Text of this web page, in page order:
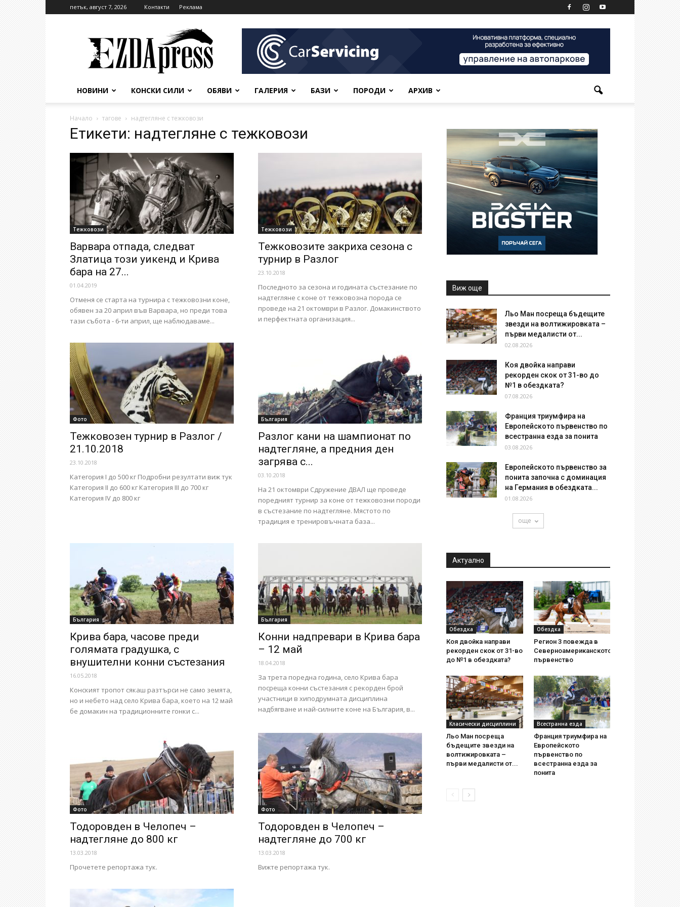
петък, август 7, 2026 Контакти Реклама
НОВИНИ КОНСКИ СИЛИ ОБЯВИ ГАЛЕРИЯ БАЗИ ПОРОДИ АРХИВ
Начало тагове надтегляне с тежковози
Етикети: надтегляне с тежковози
Тежковози
Варвара отпада, следват
Златица този уикенд и Крива
бара на 27...
01.04.2019
Отменя се старта на турнира с тежковозни коне,
обявен за 20 април във Варвара, но преди това
тази събота - 6-ти април, ще наблюдаваме...
Тежковози
Тежковозите закриха сезона с
турнир в Разлог
23.10.2018
Последното за сезона и годината състезание по
надтегляне с коне от тежковозна порода се
проведе на 21 октомври в Разлог. Домакинството
и перфектната организация...
Фото
Тежковозен турнир в Разлог /
21.10.2018
23.10.2018
Категория I до 500 кг Подробни резултати виж тук
Категория II до 600 кг Категория III до 700 кг
Категория IV до 800 кг
България
Разлог кани на шампионат по
надтегляне, а предния ден
загрява с...
03.10.2018
На 21 октомври Сдружение ДВАЛ ще проведе
поредният турнир за коне от тежковозни породи
в състезание по надтегляне. Мястото по
традиция е тренировъчната база...
България
Крива бара, часове преди
голямата градушка, с
внушителни конни състезания
16.05.2018
Конският тропот сякаш разтърси не само земята,
но и небето над село Крива бара, което на 12 май
бе домакин на традиционните гонки с...
България
Конни надпревари в Крива бара
– 12 май
18.04.2018
За трета поредна година, село Крива бара
посреща конни състезания с рекорден брой
участници в хиподрумната дисциплина
надбягване и най-силните коне на България, в...
Фото
Тодоровден в Челопеч –
надтегляне до 800 кг
13.03.2018
Прочетете репортажа тук.
Фото
Тодоровден в Челопеч –
надтегляне до 700 кг
13.03.2018
Вижте репортажа тук.
Виж още
Льо Ман посреща бъдещите
звезди на волтижировката –
първи медалисти от...
02.08.2026
Коя двойка направи
рекорден скок от 31-во до
№1 в обездката?
07.08.2026
Франция триумфира на
Европейското първенство по
всестранна езда за понита
03.08.2026
Европейското първенство за
понита започна с доминация
на Германия в обездката...
01.08.2026
още
Актуално
Обездка
Коя двойка направи
рекорден скок от 31-во
до №1 в обездката?
Обездка
Регион 3 повежда в
Северноамериканското
първенство
Класически дисциплини
Льо Ман посреща
бъдещите звезди на
волтижировката –
първи медалисти от...
Всестранна езда
Франция триумфира на
Европейското
първенство по
всестранна езда за
понита